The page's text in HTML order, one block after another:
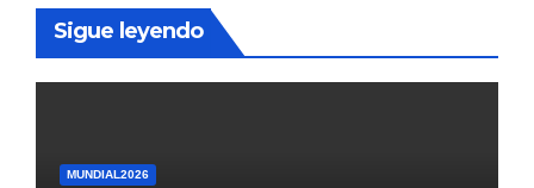
Sigue leyendo
MUNDIAL2026